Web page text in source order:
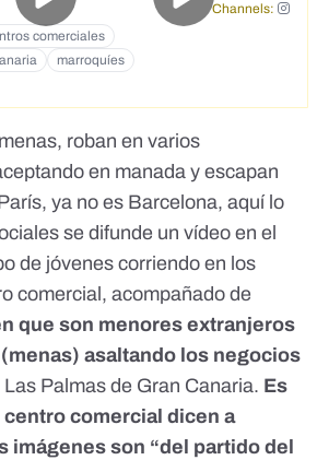
Channels:
comerciales
marroquíes
roban en varios
en manada y escapan
ya no es Barcelona, aquí lo
se difunde un vídeo en el
de jóvenes corriendo en los
comercial, acompañado de
que son menores extranjeros
asaltando los negocios
Las Palmas de Gran Canaria. Es
comercial dicen a
imágenes son “del partido del